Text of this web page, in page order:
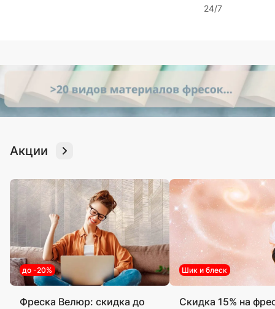
24/7
Акции
до -20%
Фреска Велюр: скидка до
Шик и блеск
Скидка 15% на